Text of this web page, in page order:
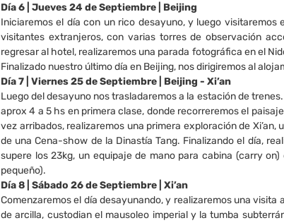
Día 6 | Jueves 24 de Septiembre | Beijing
Iniciaremos el día con un rico desayuno, y luego visitaremos
visitantes extranjeros, con varias torres de observación
regresar al hotel, realizaremos una parada fotográfica en el
Finalizado nuestro último día en Beijing, nos dirigiremos al
Día 7 | Viernes 25 de Septiembre | Beijing - Xi’an
Luego del desayuno nos trasladaremos a la estación de
aprox 4 a 5 hs en primera clase, donde recorreremos el
vez arribados, realizaremos una primera exploración de
de una Cena-show de la Dinastía Tang. Finalizando el día,
supere los 23kg, un equipaje de mano para cabina (carry
pequeño).
Día 8 | Sábado 26 de Septiembre | Xi’an
Comenzaremos el día desayunando, y realizaremos una
de arcilla, custodian el mausoleo imperial y la tumba